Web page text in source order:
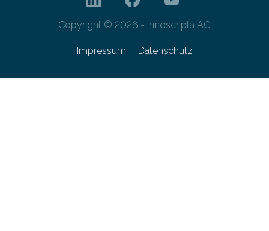
Copyright © 2026 - innoscripta AG
Impressum Datenschutz